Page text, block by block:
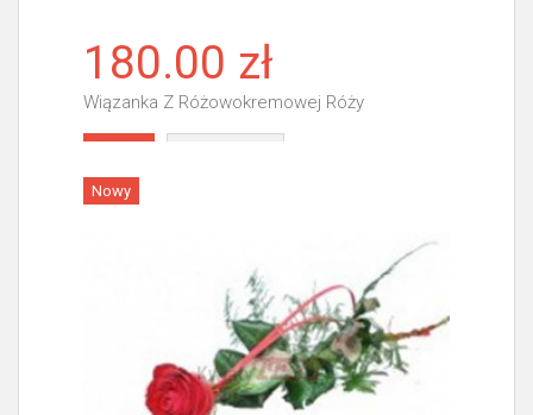
180.00 zł
Wiązanka Z Różowokremowej Róży
Nowy